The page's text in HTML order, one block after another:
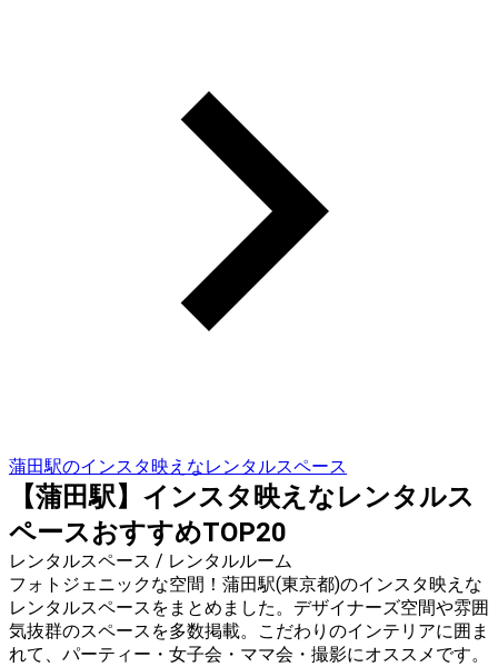
蒲田駅のインスタ映えなレンタルスペース
【蒲田駅】インスタ映えなレンタルス
ペースおすすめTOP20
レンタルスペース / レンタルルーム
フォトジェニックな空間！蒲田駅(東京都)のインスタ映えな
レンタルスペースをまとめました。デザイナーズ空間や雰囲
気抜群のスペースを多数掲載。こだわりのインテリアに囲ま
れて、パーティー・女子会・ママ会・撮影にオススメです。